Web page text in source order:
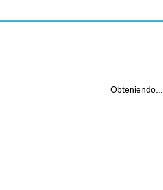
Obteniendo...